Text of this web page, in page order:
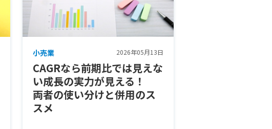
小売業 2026年05月13日
CAGRなら前期比では見えな
い成長の実力が見える！
両者の使い分けと併用のス
スメ